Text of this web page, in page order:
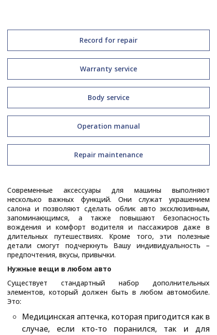
Record for repair
Warranty service
Body service
Operation manual
Repair maintenance
Современные аксессуары для машины выполняют
несколько важных функций. Они служат украшением
салона и позволяют сделать облик авто эксклюзивным,
запоминающимся, а также повышают безопасность
вождения и комфорт водителя и пассажиров даже в
длительных путешествиях. Кроме того, эти полезные
детали смогут подчеркнуть Вашу индивидуальность –
предпочтения, вкусы, привычки.
Нужные вещи в любом авто
Существует стандартный набор дополнительных
элементов, который должен быть в любом автомобиле.
Это:
Медицинская аптечка, которая пригодится как в
случае, если кто-то поранился, так и для